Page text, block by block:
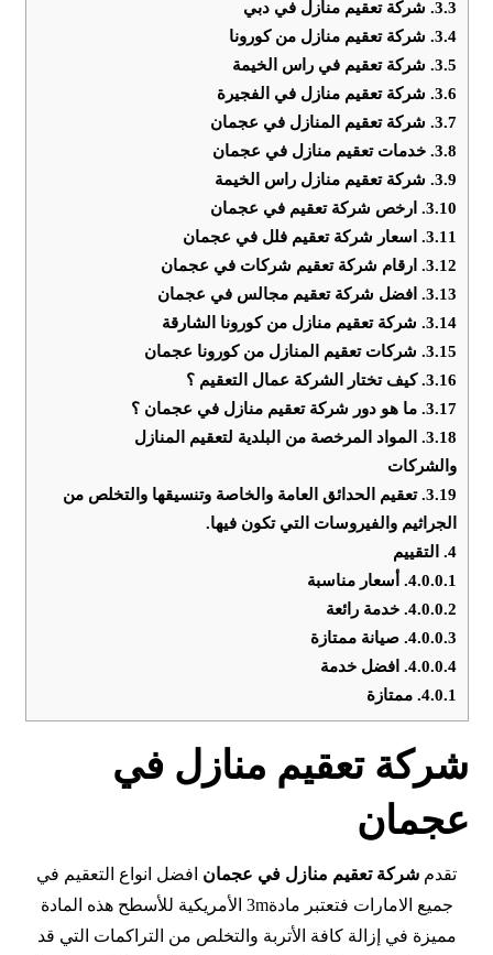
3.3. شركة تعقيم منازل في دبي
3.4. شركة تعقيم منازل من كورونا
3.5. شركة تعقيم في راس الخيمة
3.6. شركة تعقيم منازل في الفجيرة
3.7. شركة تعقيم المنازل في عجمان
3.8. خدمات تعقيم منازل في عجمان
3.9. شركة تعقيم منازل راس الخيمة
3.10.
ارخص شركة تعقيم في عجمان
3.11.
اسعار شركة تعقيم فلل في عجمان
3.12.
ارقام شركة تعقيم شركات في عجمان
3.13.
افضل شركة تعقيم مجالس في عجمان
3.14. شركة تعقيم منازل من كورونا الشارقة
3.15. شركات تعقيم المنازل من كورونا عجمان
3.16. كيف تختار الشركة عمال التعقيم ؟
3.17. ما هو دور شركة تعقيم منازل في عجمان ؟
3.18.
المواد المرخصة من البلدية لتعقيم المنازل
والشركات
3.19. تعقيم الحدائق العامة والخاصة وتنسيقها والتخلص من
الجراثيم والفيروسات التي تكون فيها.
4.
التقييم
4.0.0.1. أسعار مناسبة
4.0.0.2. خدمة رائعة
4.0.0.3. صيانة ممتازة
4.0.0.4.
افضل خدمة
4.0.1. ممتازة
شركة تعقيم منازل في
عجمان
تقدم شركة تعقيم منازل في عجمان افضل انواع التعقيم في
جميع الامارات فتعتبر مادة3m الأمريكية للأسطح هذه المادة
مميزة في إزالة كافة الأتربة والتخلص من التراكمات التي قد